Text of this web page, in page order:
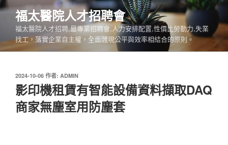
跳
要
內
福太醫院人才招聘會
福太醫院人才招聘,最專業招聘會,人力安排配置,性價比勞動力,失業
找工，落實企業自主權，全面體現公平與效率相結合的原則。
發
佈
於
2024-10-06 作者: ADMIN
影印機租賃有智能設備資料擷取DAQ
商家無塵室用防塵套